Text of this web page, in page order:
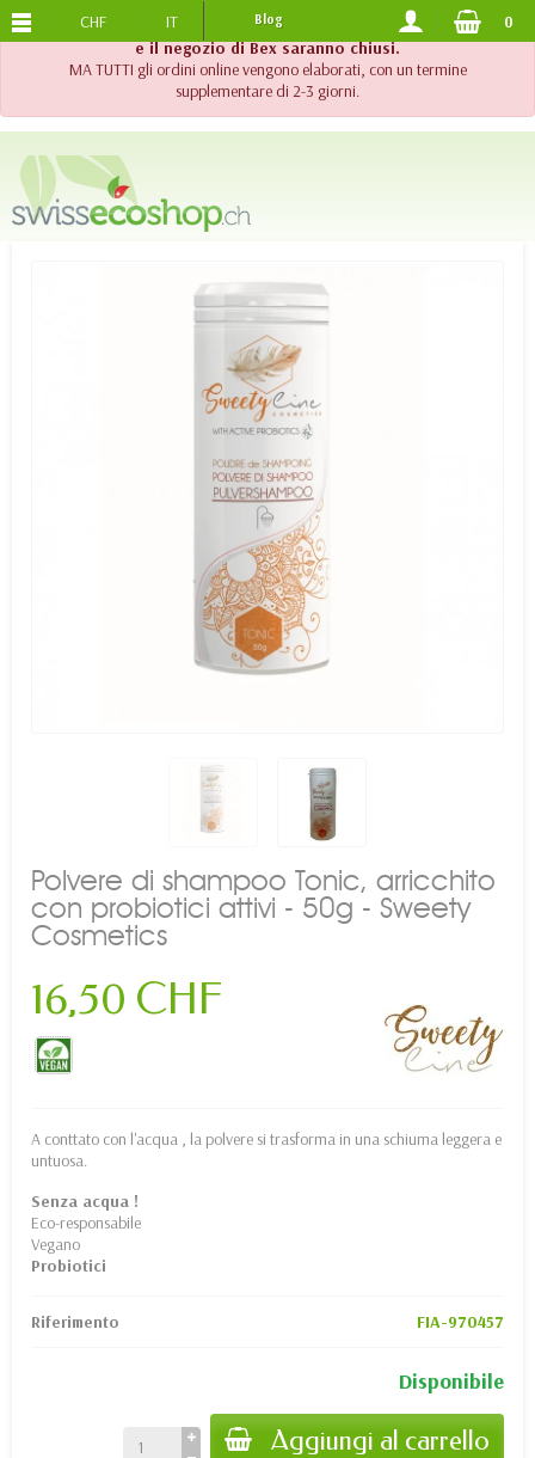
!! Importante !! Fino al 20 agosto 2026, l'assistenza telefonica
e il negozio di Bex saranno chiusi.
MA TUTTI gli ordini online vengono elaborati, con un termine
supplementare di 2-3 giorni.
SPEDIZIONE GRATUITADA 120.-
CHF IT Blog 0
Polvere di shampoo Tonic, arricchito
con probiotici attivi - 50g - Sweety
Cosmetics
16,50 CHF
A conttato con l'acqua , la polvere si trasforma in una schiuma leggera e
untuosa.
Senza acqua !
Eco-responsabile
Vegano
Probiotici
Riferimento FIA-970457
Disponibile
Aggiungi al carrello